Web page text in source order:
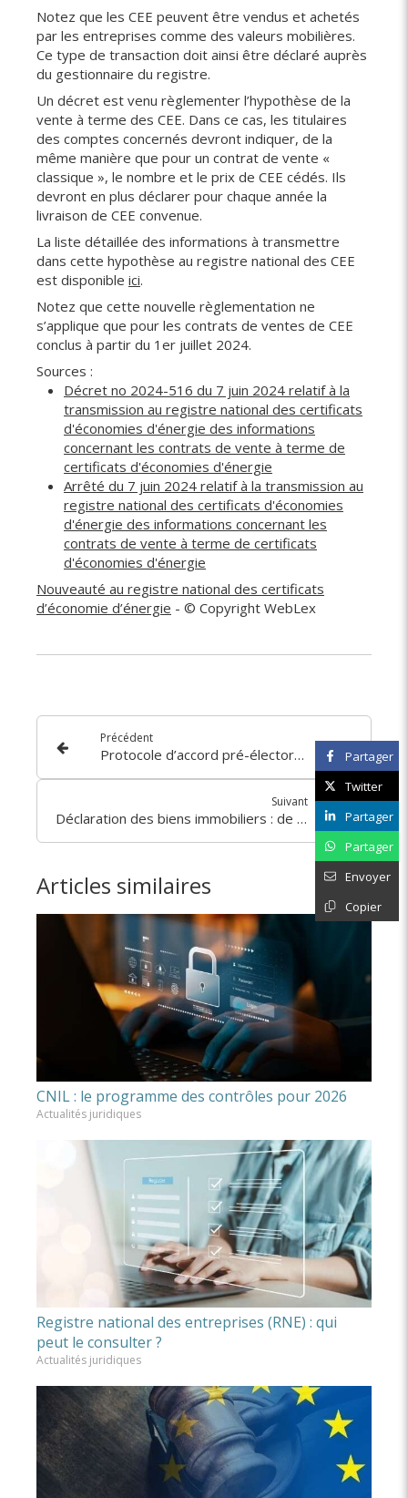
Notez que les CEE peuvent être vendus et achetés
par les entreprises comme des valeurs mobilières.
Ce type de transaction doit ainsi être déclaré auprès
du gestionnaire du registre.
Un décret est venu règlementer l’hypothèse de la
vente à terme des CEE. Dans ce cas, les titulaires
des comptes concernés devront indiquer, de la
même manière que pour un contrat de vente «
classique », le nombre et le prix de CEE cédés. Ils
devront en plus déclarer pour chaque année la
livraison de CEE convenue.
La liste détaillée des informations à transmettre
dans cette hypothèse au registre national des CEE
est disponible ici.
Notez que cette nouvelle règlementation ne
s’applique que pour les contrats de ventes de CEE
conclus à partir du 1er juillet 2024.
Sources :
Décret no 2024-516 du 7 juin 2024 relatif à la
transmission au registre national des certificats
d'économies d'énergie des informations
concernant les contrats de vente à terme de
certificats d'économies d'énergie
Arrêté du 7 juin 2024 relatif à la transmission au
registre national des certificats d'économies
d'énergie des informations concernant les
contrats de vente à terme de certificats
d'économies d'énergie
Nouveauté au registre national des certificats
d’économie d’énergie - © Copyright WebLex
Précédent
Protocole d’accord pré-électoral : des mentions impératives !
Suivant
Déclaration des biens immobiliers : de retour en 2024 ?
Articles similaires
CNIL : le programme des contrôles pour 2026
Actualités juridiques
Registre national des entreprises (RNE) : qui
peut le consulter ?
Actualités juridiques
Partager
Twitter
Partager
Partager
Envoyer
Copier